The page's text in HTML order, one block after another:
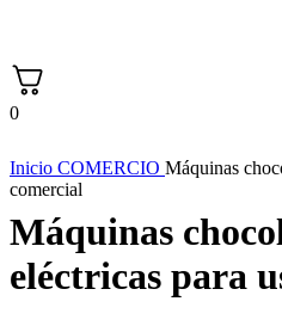
0
Inicio COMERCIO Máquinas
comercial
Máquinas
eléctricas para